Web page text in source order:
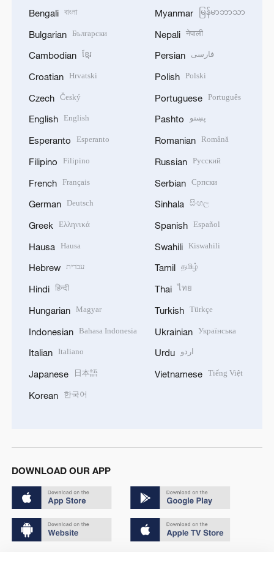
Bengali বাংলা
Bulgarian Български
Cambodian ខ្មែរ
Croatian Hrvatski
Czech Český
English English
Esperanto Esperanto
Filipino Filipino
French Français
German Deutsch
Greek Ελληνικά
Hausa Hausa
Hebrew עברית
Hindi हिन्दी
Hungarian Magyar
Indonesian Bahasa Indonesia
Italian Italiano
Japanese 日本語
Korean 한국어
Myanmar မြန်မာဘာသာ
Nepali नेपाली
Persian فارسی
Polish Polski
Portuguese Português
Pashto پښتو
Romanian Română
Russian Русский
Serbian Српски
Sinhala සිංහල
Spanish Español
Swahili Kiswahili
Tamil தமிழ்
Thai ไทย
Turkish Türkçe
Ukrainian Українська
Urdu اردو
Vietnamese Tiếng Việt
DOWNLOAD OUR APP